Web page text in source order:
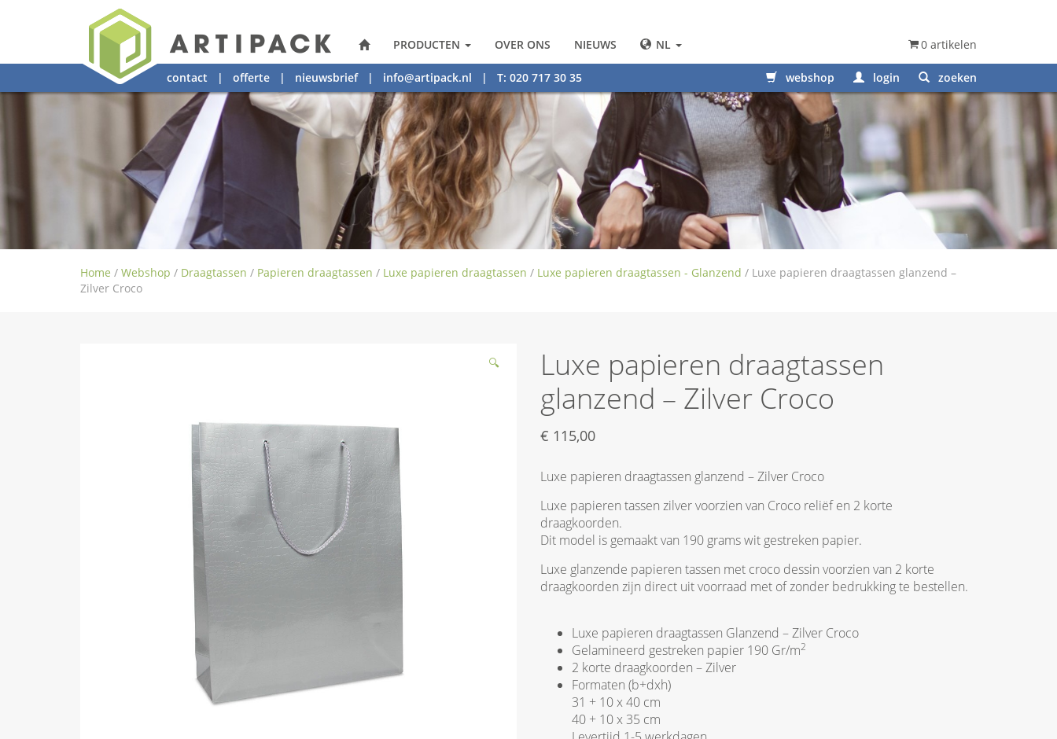
PRODUCTEN OVER ONS NIEUWS NL 0 artikelen
contact | offerte | nieuwsbrief| info@artipack.nl | T: 020 717 30 35 webshop login zoeken
Home / Webshop / Draagtassen / Papieren draagtassen / Luxe papieren draagtassen / Luxe papieren draagtassen - Glanzend / Luxe papieren draagtassen glanzend –
Zilver Croco
🔍
Luxe papieren draagtassen
glanzend – Zilver Croco
€ 115,00
Luxe papieren draagtassen glanzend – Zilver Croco
Luxe papieren tassen zilver voorzien van Croco reliëf en 2 korte
draagkoorden.
Dit model is gemaakt van 190 grams wit gestreken papier.
Luxe glanzende papieren tassen met croco dessin voorzien van 2 korte
draagkoorden zijn direct uit voorraad met of zonder bedrukking te bestellen.
Luxe papieren draagtassen Glanzend – Zilver Croco
Gelamineerd gestreken papier 190 Gr/m2
2 korte draagkoorden – Zilver
Formaten (b+dxh)
31 + 10 x 40 cm
40 + 10 x 35 cm